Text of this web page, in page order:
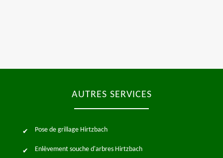
AUTRES SERVICES
Pose de grillage Hirtzbach
Enlèvement souche d'arbres Hirtzbach